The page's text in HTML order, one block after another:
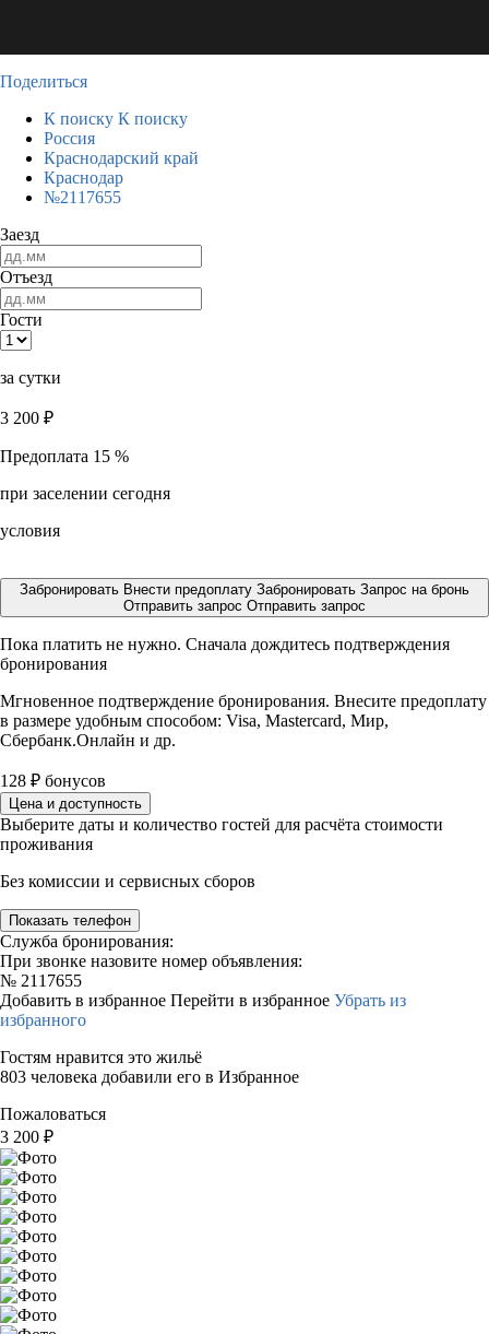
Поделиться
К поиску К поиску
Россия
Краснодарский край
Краснодар
№2117655
Заезд
Отъезд
Гости
за сутки
3 200 ₽
Предоплата 15 %
при заселении сегодня
условия
Забронировать Внести предоплату Забронировать Запрос на бронь
Отправить запрос Отправить запрос
Пока платить не нужно. Сначала дождитесь подтверждения
бронирования
Мгновенное подтверждение бронирования. Внесите предоплату
в размере удобным способом: Visa, Mastercard, Мир,
Сбербанк.Онлайн и др.
128 ₽ бонусов
Цена и доступность
Выберите даты и количество гостей для расчёта стоимости
проживания
Без комиссии и сервисных сборов
Показать телефон
Служба бронирования:
При звонке назовите номер объявления:
№ 2117655
Добавить в избранное Перейти в избранное Убрать из
избранного
Гостям нравится это жильё
803 человека добавили его в Избранное
Пожаловаться
3 200 ₽